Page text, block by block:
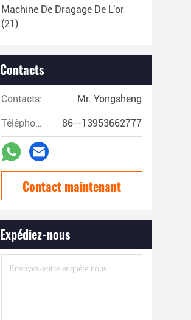
Machine De Dragage De L'or
(21)
Contacts
Contacts: Mr. Yongsheng
Téléphone: 86--13953662777
Contact maintenant
Expédiez-nous